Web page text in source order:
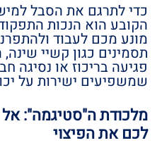
כדי לתרגם את הסבל
הקובע הוא הנכות
מונע מכם לעבוד
תסמינים כגון קשיי
פגיעה בריכוז או נסיגה
שמשפיעים ישירות על
מלכודת ה"סטיגמה":
לכם את הפיצוי